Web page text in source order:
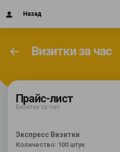
Назад
Визитки за час
Прайс-лист
Визитки за час
Экспресс Визитки
Количество: 100 штук